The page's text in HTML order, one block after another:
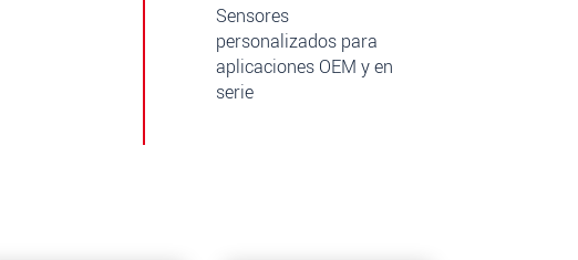
Sensores
personalizados para
aplicaciones OEM y en
serie